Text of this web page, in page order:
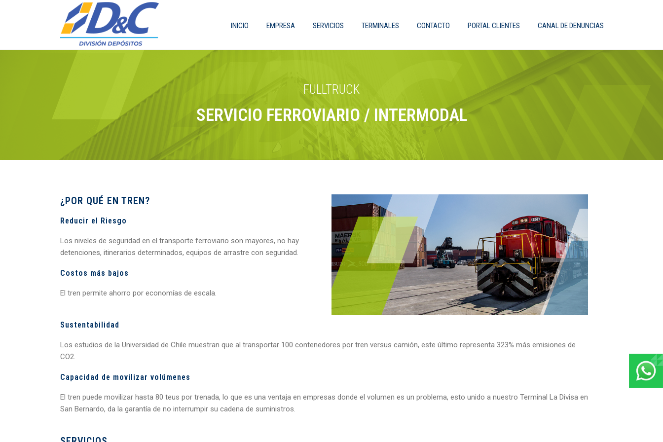
INICIO EMPRESA SERVICIOS TERMINALES CONTACTO PORTAL CLIENTES CANAL DE DENUNCIAS
FULLTRUCK
SERVICIO FERROVIARIO / INTERMODAL
¿POR QUÉ EN TREN?
Reducir el Riesgo
Los niveles de seguridad en el transporte ferroviario son mayores, no hay
detenciones, itinerarios determinados, equipos de arrastre con seguridad.
Costos más bajos
El tren permite ahorro por economías de escala.
Sustentabilidad
Los estudios de la Universidad de Chile muestran que al transportar 100 contenedores por tren versus camión, este último representa 323% más emisiones de
CO2.
Capacidad de movilizar volúmenes
El tren puede movilizar hasta 80 teus por trenada, lo que es una ventaja en empresas donde el volumen es un problema, esto unido a nuestro Terminal La Divisa en
San Bernardo, da la garantía de no interrumpir su cadena de suministros.